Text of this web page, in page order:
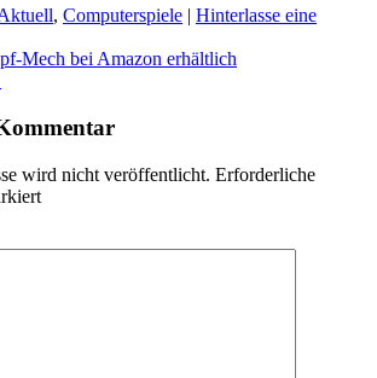
, Computerspiele | Hinterlasse eine
Mech bei Amazon erhältlich
wird nicht veröffentlicht. Erforderliche